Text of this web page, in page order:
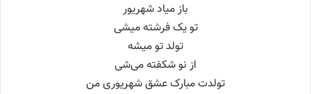
باز میاد شهریور
تو یک فرشته میشی
تولد تو میشه
از نو شکفته می‌شی
تولدت مبارک عشق شهریوری من